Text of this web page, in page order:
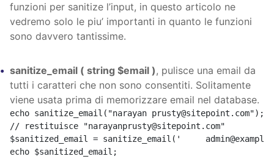
funzioni per sanitize l’input, in questo articolo ne
vedremo solo le piu’ importanti in quanto le funzioni
sono davvero tantissime.
sanitize_email ( string $email ), pulisce una email da
tutti i caratteri che non sono consentiti. Solitamente
viene usata prima di memorizzare email nel database.
echo sanitize_email("narayan prusty@sitepoint.com");
// restituisce "narayanprusty@sitepoint.com"
$sanitized_email = sanitize_email('
echo $sanitized_email;